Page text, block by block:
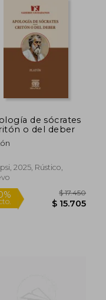
de sócrates
o del deber
2025, Rústico,